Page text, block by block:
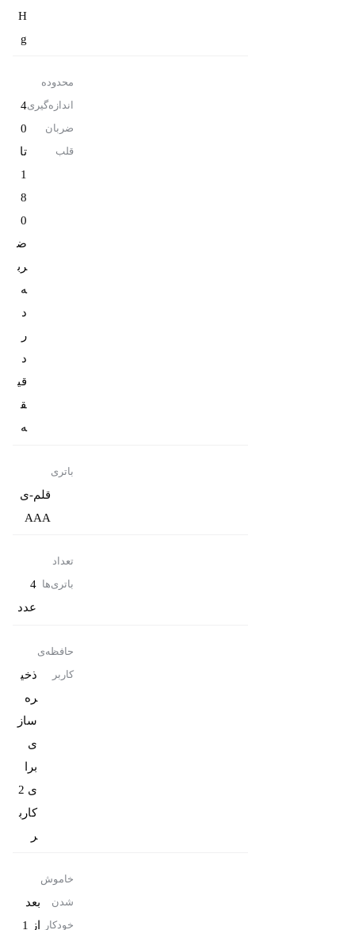
H
g
محدوده
اندازه‌گیری
ضربان
قلب
4
0
تا
1
8
0
ض
رب
ه
د
ر
د
قی
ق
ه
باتری
قلم-ی
AAA
تعداد
باتری‌ها 4
عدد
حافظه‌ی
کاربر
ذخی
ره‌
ساز
ی
برا
ی 2
کارب
ر
خاموش
شدن
خودکار
بعد
از 1